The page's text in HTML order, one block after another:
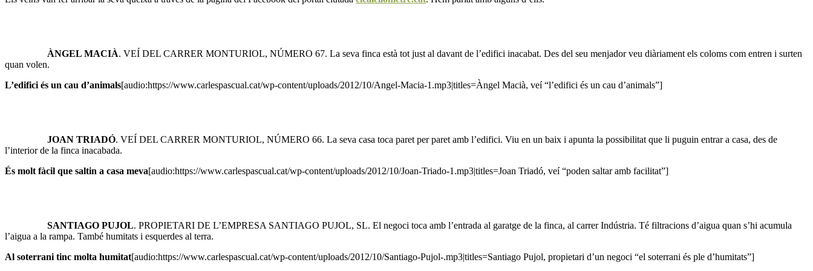
ÀNGEL MACIÀ. VEÍ DEL CARRER MONTURIOL, NÚMERO 67. La seva finca està tot just al davant de l’edifici inacabat. Des del seu menjador veu diàriament els coloms com entren i surten
quan volen.
L’edifici és un cau d’animals[audio:https://www.carlespascual.cat/wp-content/uploads/2012/10/Angel-Macia-1.mp3|titles=Àngel Macià, veí “l’edifici és un cau d’animals”]
JOAN TRIADÓ. VEÍ DEL CARRER MONTURIOL, NÚMERO 66. La seva casa toca paret per paret amb l’edifici. Viu en un baix i apunta la possibilitat que li puguin entrar a casa, des de
l’interior de la finca inacabada.
És molt fàcil que saltin a casa meva[audio:https://www.carlespascual.cat/wp-content/uploads/2012/10/Joan-Triado-1.mp3|titles=Joan Triadó, veí “poden saltar amb facilitat”]
SANTIAGO PUJOL. PROPIETARI DE L’EMPRESA SANTIAGO PUJOL, SL. El negoci toca amb l’entrada al garatge de la finca, al carrer Indústria. Té filtracions d’aigua quan s’hi acumula
l’aigua a la rampa. També humitats i esquerdes al terra.
Al soterrani tinc molta humitat[audio:https://www.carlespascual.cat/wp-content/uploads/2012/10/Santiago-Pujol-.mp3|titles=Santiago Pujol, propietari d’un negoci “el soterrani és ple d’humitats”]